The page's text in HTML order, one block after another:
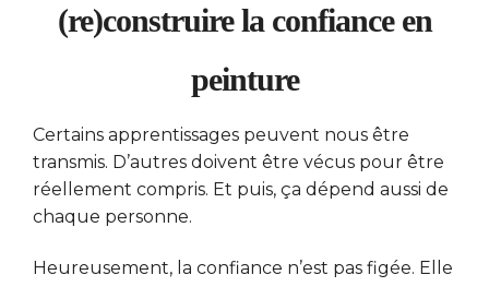
(re)construire la confiance en
peinture
Certains apprentissages peuvent nous être
transmis. D’autres doivent être vécus pour être
réellement compris. Et puis, ça dépend aussi de
chaque personne.
Heureusement, la confiance n’est pas figée. Elle